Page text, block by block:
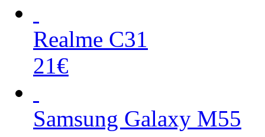
Realme C31
21€
Samsung Galaxy M55